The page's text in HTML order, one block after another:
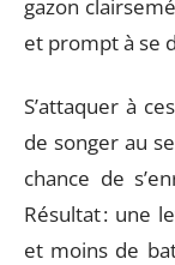
gazon
et prompt à se
S’attaquer à ces
de songer au
chance de
Résultat : une
et moins de